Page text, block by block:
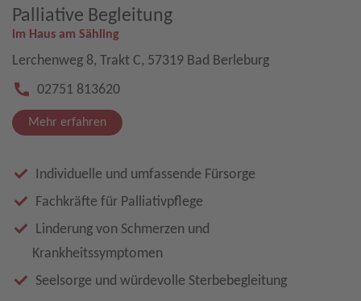
Palliative Begleitung
im Haus am Sähling
Lerchenweg 8, Trakt C, 57319 Bad Berleburg
02751 813620
Mehr erfahren
Individuelle und umfassende Fürsorge
Fachkräfte für Palliativpflege
Linderung von Schmerzen und
Krankheitssymptomen
Seelsorge und würdevolle Sterbebegleitung